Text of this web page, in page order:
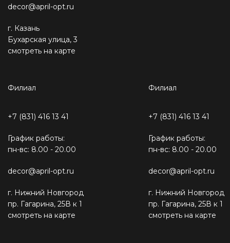
decor@april-opt.ru
г. Казань
Бухарская улица, 3
смотреть на карте
Филиал
+7 (831) 416 13 41
График работы:
пн-вс: 8.00 - 20.00
decor@april-opt.ru
г. Нижний Новгород
пр. Гагарина, 25В к 1
смотреть на карте
Филиал
+7 (831) 416 13 41
График работы:
пн-вс: 8.00 - 20.00
decor@april-opt.ru
г. Нижний Новгород
пр. Гагарина, 25В к 1
смотреть на карте